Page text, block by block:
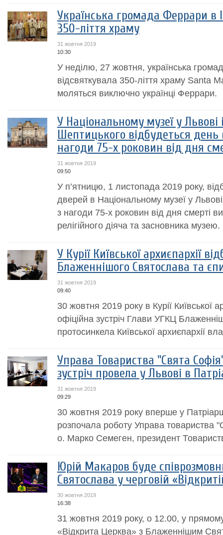
Українська громада Феррари в
350-ліття храму
31 жовтня 2019
10:30
У неділю, 27 жовтня, українська
відсвяткувала 350-ліття храму Santa
моляться виключно українці Феррари.
У Національному музеї у Львові
Шептицького відбудеться день
нагоди 75-х роковин від дня
31 жовтня 2019
09:50
У п’ятницю, 1 листопада 2019 року,
дверей в Національному музеї у
з нагоди 75-х роковин від дня смерті
релігійного діяча та засновника музею.
У Курії Київської архиєпархії
Блаженнішого Святослава та
31 жовтня 2019
09:40
30 жовтня 2019 року в Курії Київської
офіційна зустріч Глави УГКЦ
протосинкела Київської архиєпархії
Управа Товариства "Свята
зустріч провела у Львові в
31 жовтня 2019
09:29
30 жовтня 2019 року вперше у
розпочала роботу Управа товариства
о. Марко Семеген, президент
Юрій Макаров буде
Святослава у черговій
30 жовтня 2019
16:38
31 жовтня 2019 року, о 12.00, у
«Відкрита Церква» з Блаженнішим